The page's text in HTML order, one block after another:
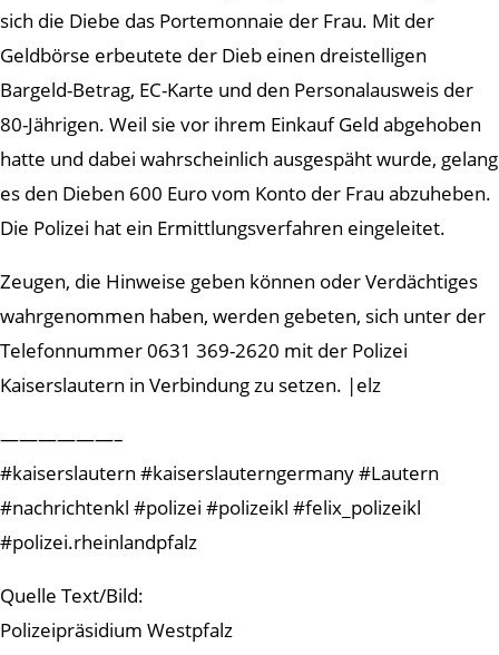
sich die Diebe das Portemonnaie der Frau. Mit der
Geldbörse erbeutete der Dieb einen dreistelligen
Bargeld-Betrag, EC-Karte und den Personalausweis der
80-Jährigen. Weil sie vor ihrem Einkauf Geld abgehoben
hatte und dabei wahrscheinlich ausgespäht wurde, gelang
es den Dieben 600 Euro vom Konto der Frau abzuheben.
Die Polizei hat ein Ermittlungsverfahren eingeleitet.
Zeugen, die Hinweise geben können oder Verdächtiges
wahrgenommen haben, werden gebeten, sich unter der
Telefonnummer 0631 369-2620 mit der Polizei
Kaiserslautern in Verbindung zu setzen. |elz
——————–
#kaiserslautern #kaiserslauterngermany #Lautern
#nachrichtenkl #polizei #polizeikl #felix_polizeikl
#polizei.rheinlandpfalz
Quelle Text/Bild:
Polizeipräsidium Westpfalz